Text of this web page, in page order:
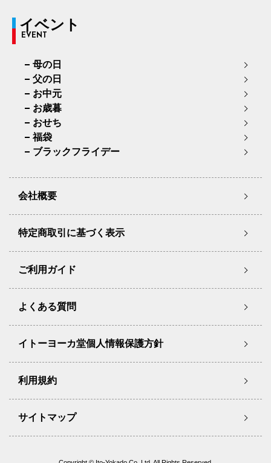
イベント
EVENT
母の日
父の日
お中元
お歳暮
おせち
福袋
ブラックフライデー
会社概要
特定商取引に基づく表示
ご利用ガイド
よくある質問
イトーヨーカ堂個人情報保護方針
利用規約
サイトマップ